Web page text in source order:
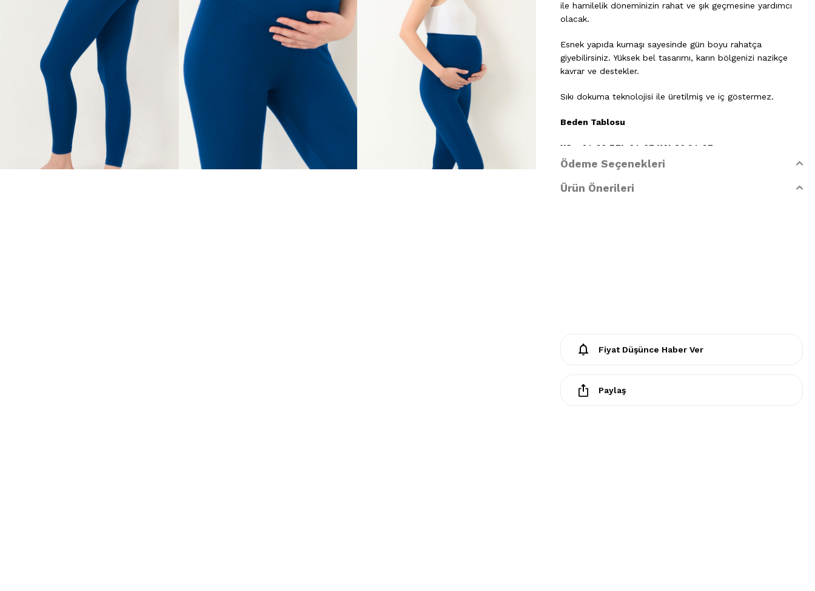
ile hamilelik döneminizin rahat ve şık geçmesine yardımcı
olacak.
Esnek yapıda kumaşı sayesinde gün boyu rahatça
giyebilirsiniz. Yüksek bel tasarımı, karın bölgenizi nazikçe
kavrar ve destekler.
Sıkı dokuma teknolojisi ile üretilmiş ve iç göstermez.
Beden Tablosu
XS - 34-36 BEL: 64-67 KALÇA :94-97
BEL:
Yıkama Talimatları
Ödeme Seçenekleri
Ürün Önerileri
Fiyat Düşünce Haber Ver
Paylaş